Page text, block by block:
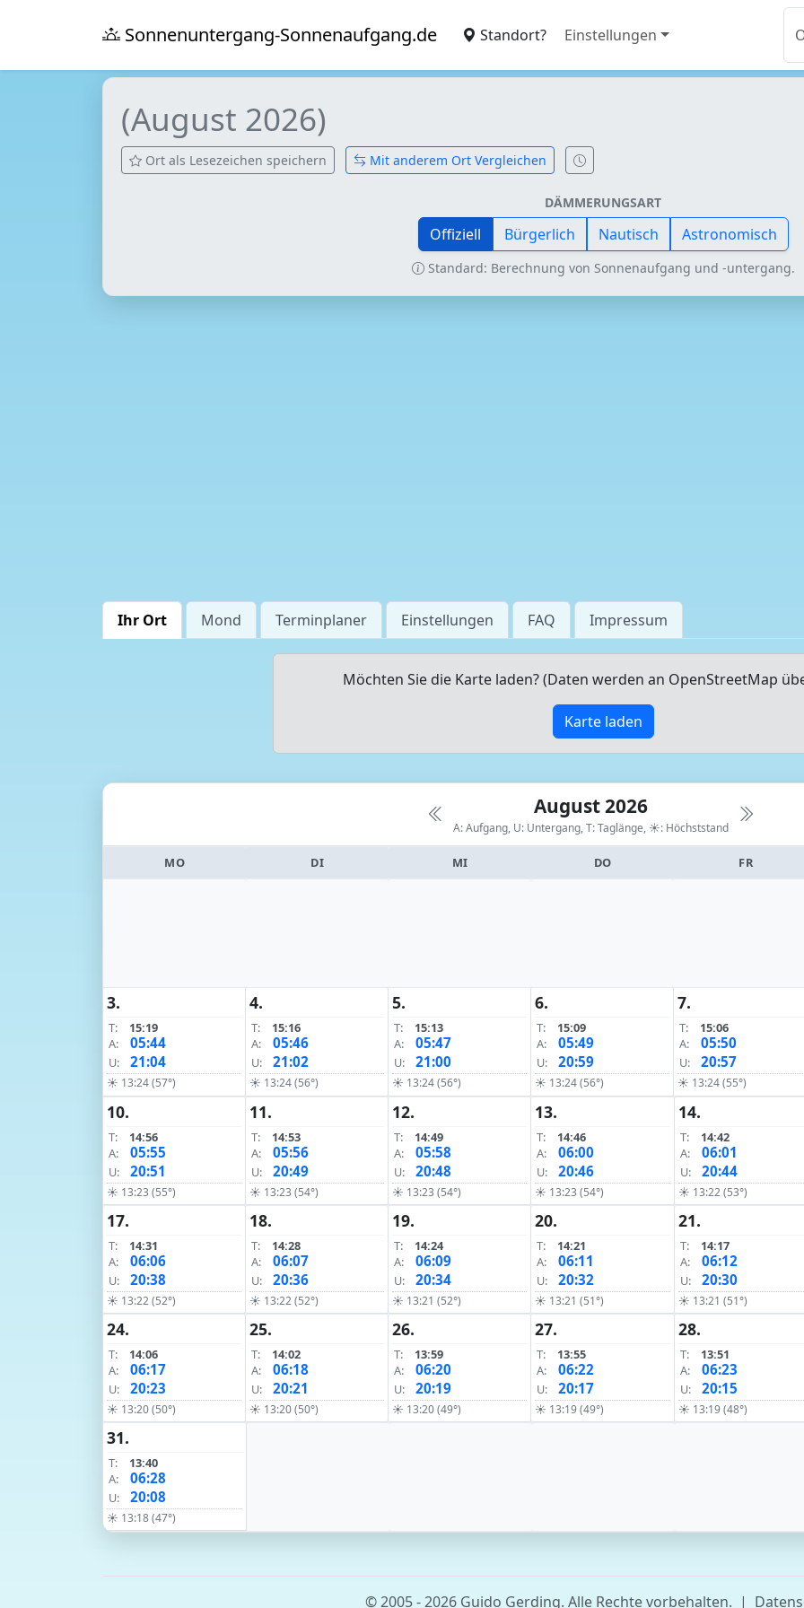
Sonnenuntergang-Sonnenaufgang.de Standort? Einstellungen
(August 2026)
Ort als Lesezeichen speichern Mit anderem Ort Vergleichen
DÄMMERUNGSART
Offiziell Bürgerlich Nautisch Astronomisch
Standard: Berechnung von Sonnenaufgang und -untergang.
Ihr Ort Mond Terminplaner Einstellungen FAQ Impressum
Möchten Sie die Karte laden? (Daten werden an OpenStreetMap
Karte laden
August 2026
A: Aufgang, U: Untergang, T: Taglänge, ☀: Höchststand
MO DI MI DO FR
3.
T:
15:19
A:
05:44
U: 21:04
☀ 13:24 (57°)
4.
T:
15:16
A:
05:46
U: 21:02
☀ 13:24 (56°)
5.
T:
15:13
A:
05:47
U: 21:00
☀ 13:24 (56°)
6.
T:
15:09
A:
05:49
U: 20:59
☀ 13:24 (56°)
7.
T:
15:06
A:
05:50
U: 20:57
☀ 13:24 (55°)
10.
T:
14:56
A:
05:55
U: 20:51
☀ 13:23 (55°)
11.
T:
14:53
A:
05:56
U: 20:49
☀ 13:23 (54°)
12.
T:
14:49
A:
05:58
U: 20:48
☀ 13:23 (54°)
13.
T:
14:46
A:
06:00
U: 20:46
☀ 13:23 (54°)
14.
T:
14:42
A:
06:01
U: 20:44
☀ 13:22 (53°)
17.
T:
14:31
A:
06:06
U: 20:38
☀ 13:22 (52°)
18.
T:
14:28
A:
06:07
U: 20:36
☀ 13:22 (52°)
19.
T:
14:24
A:
06:09
U: 20:34
☀ 13:21 (52°)
20.
T:
14:21
A:
06:11
U: 20:32
☀ 13:21 (51°)
21.
T:
14:17
A:
06:12
U: 20:30
☀ 13:21 (51°)
24.
T:
14:06
A:
06:17
U: 20:23
☀ 13:20 (50°)
25.
T:
14:02
A:
06:18
U: 20:21
☀ 13:20 (50°)
26.
T:
13:59
A:
06:20
U: 20:19
☀ 13:20 (49°)
27.
T:
13:55
A:
06:22
U: 20:17
☀ 13:19 (49°)
28.
T:
13:51
A:
06:23
U: 20:15
☀ 13:19 (48°)
31.
T:
13:40
A:
06:28
U: 20:08
☀ 13:18 (47°)
© 2005 - 2026 Guido Gerding. Alle Rechte vorbehalten. |